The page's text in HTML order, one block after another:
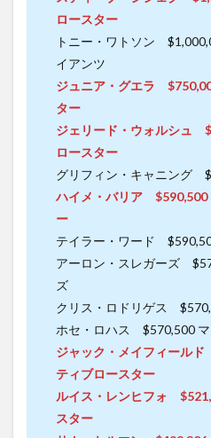
ロースター
トニー・ワトソン
イアンツ
ジュニア・グエラ
ター
ジェリード・ウォルシュ
ロースター
グリフィン・キャニング
ハイメ・バリア
ー
テイラー・ワード
アーロン・スレガーズ
ズ
クリス・ロドリゲス
ホセ・ロハス $570,500 マ
ジャック・メイフィール
ティブロースター
ルイス・レンヒフォ
スター